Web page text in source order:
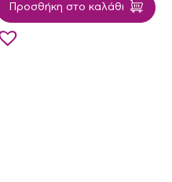
Προσθήκη στο καλάθι